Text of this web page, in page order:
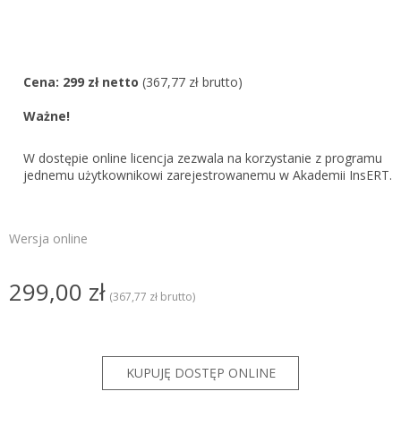
Cena: 299 zł netto (367,77 zł brutto)
Ważne!
W dostępie online licencja zezwala na korzystanie z programu
jednemu użytkownikowi zarejestrowanemu w Akademii InsERT.
Wersja online
299,00 zł (367,77 zł brutto)